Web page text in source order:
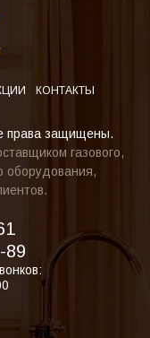
КОНТАКТЫ
права защищены.
газового,
оборудования,
89